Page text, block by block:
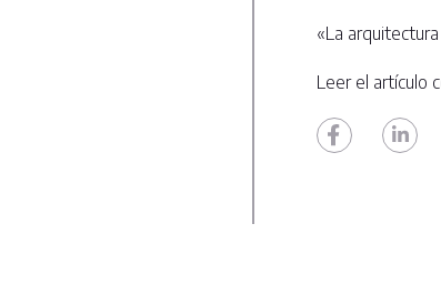
«La
Leer el artículo